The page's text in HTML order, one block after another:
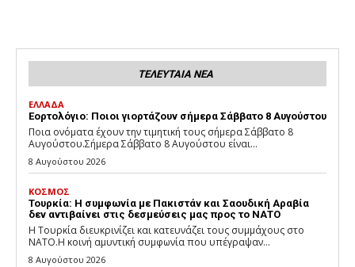
ΤΕΛΕΥΤΑΙΑ ΝΕΑ
ΕΛΛΑΔΑ
Εορτολόγιο: Ποιοι γιορτάζουν σήμερα Σάββατο 8 Αυγούστου
Ποια ονόματα έχουν την τιμητική τους σήμερα Σάββατο 8
Αυγούστου.Σήμερα Σάββατο 8 Αυγούστου είναι...
8 Αυγούστου 2026
ΚΟΣΜΟΣ
Τουρκία: Η συμφωνία με Πακιστάν και Σαουδική Αραβία
δεν αντιβαίνει στις δεσμεύσεις μας προς το ΝΑΤΟ
Η Τουρκία διευκρινίζει και κατευνάζει τους συμμάχους στο
ΝΑΤΟ.Η κοινή αμυντική συμφωνία που υπέγραψαν...
8 Αυγούστου 2026